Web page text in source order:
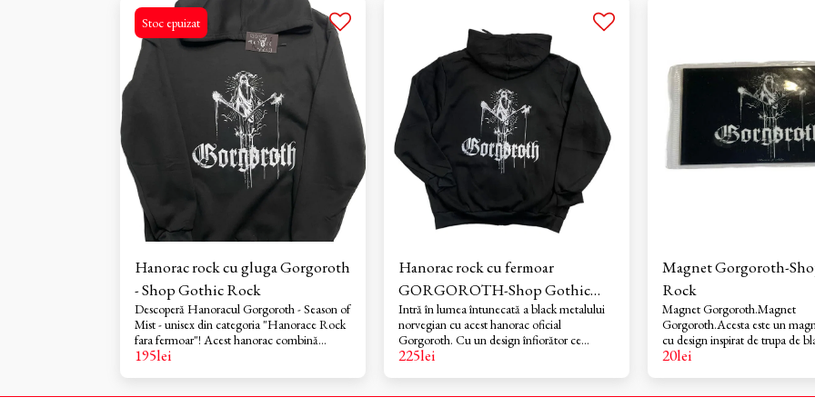
Stoc epuizat
Hanorac rock cu gluga Gorgoroth
- Shop Gothic Rock
Descoperă Hanoracul Gorgoroth - Season of
Mist - unisex din categoria "Hanorace Rock
fara fermoar"! Acest hanorac combină
perfect confortul și stilul, fiind ideal pentru
având un design inspirat de renumitul album
195lei
Hanorac rock cu fermoar
GORGOROTH-Shop Gothic
Rock
Intră în lumea întunecată a black metalului
norvegian cu acest hanorac oficial
Gorgoroth. Cu un design înfiorător ce
prezintă o figură în stil satanic și numele
pentru cei devotați scenei metal
225lei
Magnet Gorgoroth-
Rock
Magnet Gorgoroth.Magnet
Gorgoroth.Acesta este un
cu design inspirat de trupa de
Gorgoroth. Magnetul prezintă
două torțe sau obiecte
20lei